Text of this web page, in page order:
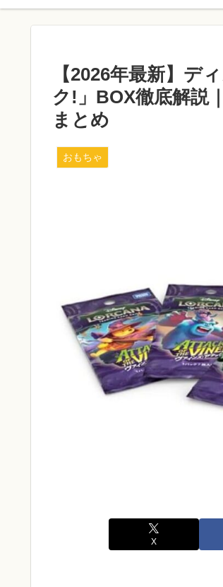
【2026年最新】デ
ク!」BOX徹底解説
まとめ
おもちゃ
X